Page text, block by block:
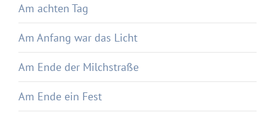
Am achten Tag
Am Anfang war das Licht
Am Ende der Milchstraße
Am Ende ein Fest